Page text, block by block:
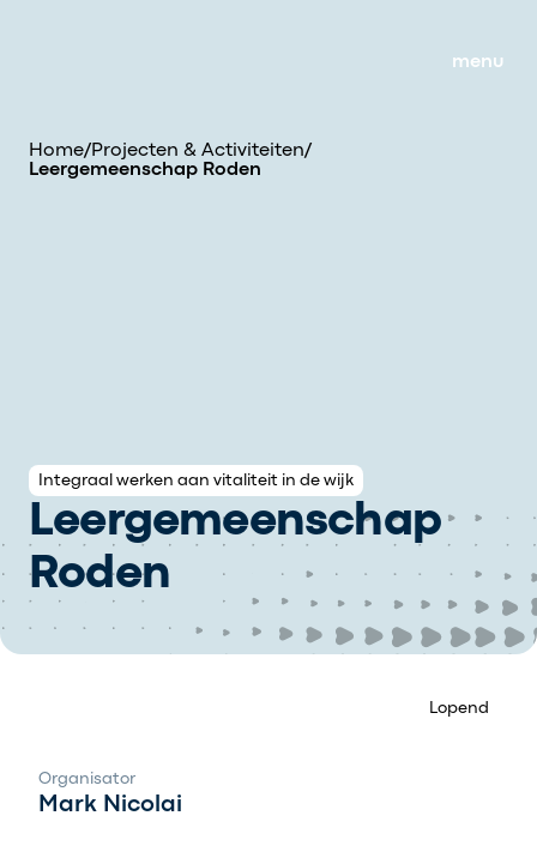
menu
Home/Projecten & Activiteiten/
Leergemeenschap Roden
Integraal werken aan vitaliteit in de wijk
Leergemeenschap
Roden
Lopend
Organisator
Mark Nicolai